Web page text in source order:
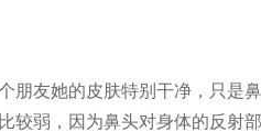
友她的皮肤特别干净，只是
弱，因为鼻头对身体的反射部